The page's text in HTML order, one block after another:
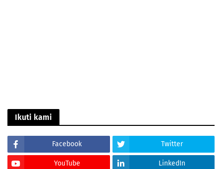
Ikuti kami
Facebook Twitter
YouTube LinkedIn